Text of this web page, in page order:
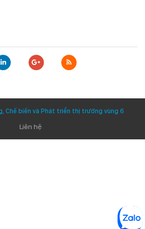
Chế biến và Phát triển thị trường vùng 6
Liên hệ